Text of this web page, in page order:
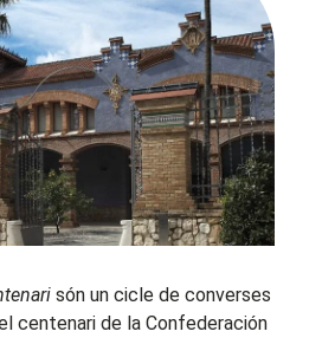
són un cicle de converses
centenari de la Confederación